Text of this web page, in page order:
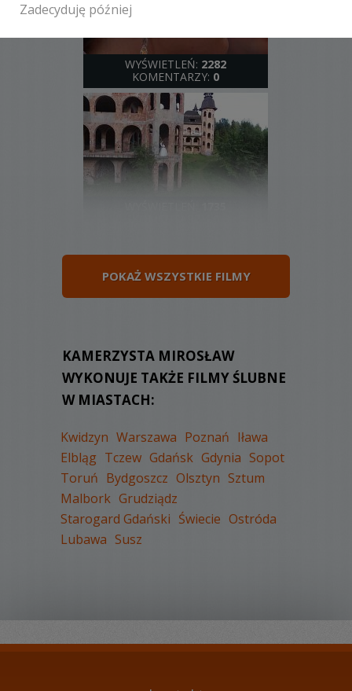
WYŚWIETLEŃ: 2282
KOMENTARZY: 0
WYŚWIETLEŃ:2303
KOMENTARZY:0
WYŚWIETLEŃ:
2151
KOMENTARZY:
KOMENTARZY:0
POKAŻ WSZYSTKIE FILMY
KAMERZYSTA MIROSŁAW
WYKONUJE TAKŻE FILMY ŚLUBNE
W MIASTACH:
Kwidzyn Warszawa Poznań Iława
Elbląg Tczew Gdańsk Gdynia Sopot
Toruń Bydgoszcz Olsztyn Sztum
Malbork Grudziądz
Starogard Gdański Świecie Ostróda
Lubawa Susz
Zadecyduję później